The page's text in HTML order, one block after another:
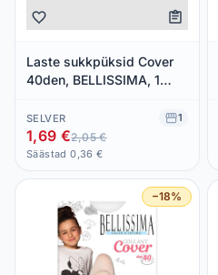
Laste sukkpüksid Cover
40den, BELLISSIMA, 1
SELVER 1
1,69 €2,05 €
Säästad 0,36 €
−18%